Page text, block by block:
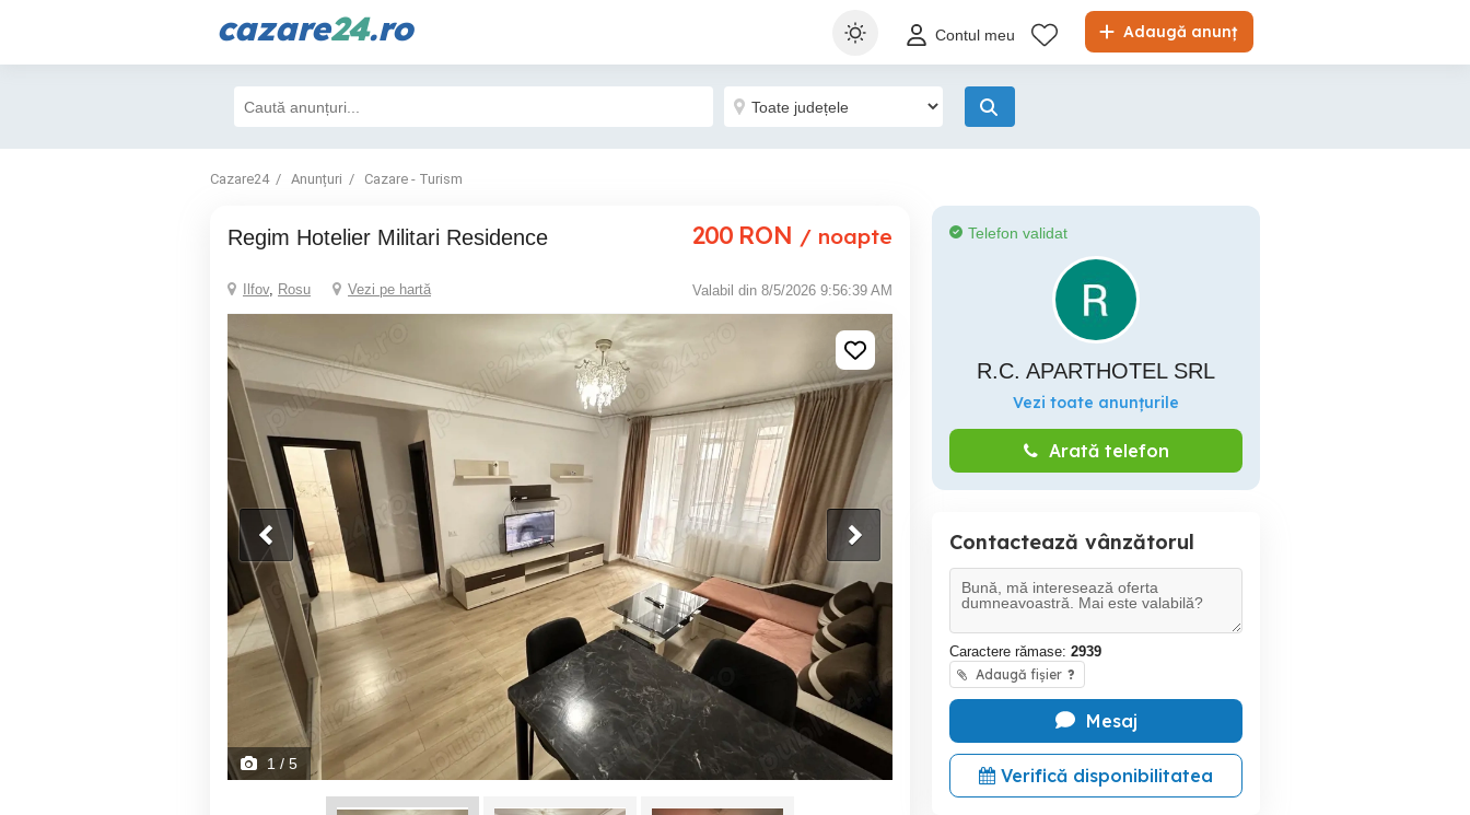
cazare24.ro Adaugă anunț
Contul meu
Cazare24 Anunțuri Cazare - Turism
Regim Hotelier Militari Residence 200 RON / noapte
Ilfov, Rosu Vezi pe hartă Valabil din 8/5/2026 9:56:39 AM
1 / 5
Telefon validat
R.C. APARTHOTEL SRL
Vezi toate anunțurile
Arată telefon
Contactează vânzătorul
Caractere rămase: 2939
Adaugă fișier ?
Mesaj
Verifică disponibilitatea